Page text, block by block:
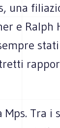
una
e Ralph
stati
Tra i